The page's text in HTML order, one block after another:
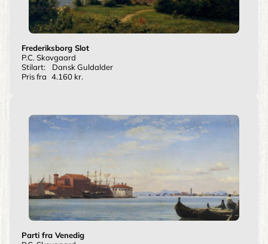
Frederiksborg Slot
P.C. Skovgaard
Stilart:
Dansk Guldalder
Pris fra 4.160 kr.
Parti fra Venedig